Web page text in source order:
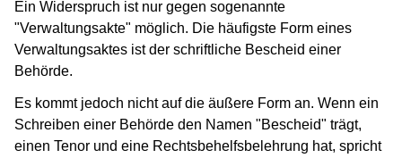
Ein Widerspruch ist nur gegen sogenannte
"Verwaltungsakte" möglich. Die häufigste Form eines
Verwaltungsaktes ist der schriftliche Bescheid einer
Behörde.
Es kommt jedoch nicht auf die äußere Form an. Wenn ein
Schreiben einer Behörde den Namen "Bescheid" trägt,
einen Tenor und eine Rechtsbehelfsbelehrung hat, spricht